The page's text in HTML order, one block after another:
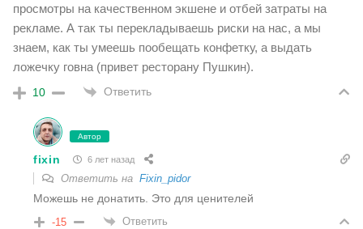
просмотры на качественном экшене и отбей затраты на
рекламе. А так ты перекладываешь риски на нас, а мы
знаем, как ты умеешь пообещать конфетку, а выдать
ложечку говна (привет ресторану Пушкин).
10 Ответить
Автор
fixin 6 лет назад
Ответить на Fixin_pidor
Можешь не донатить. Это для ценителей
-15 Ответить